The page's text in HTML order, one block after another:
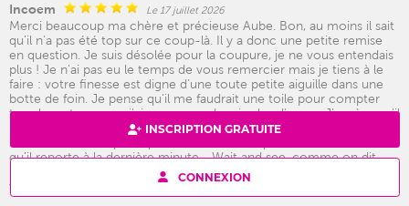
INSCRIPTION GRATUITE
CONNEXION
Incoem Le 17 juillet 2026
Merci beaucoup ma chère et précieuse Aube. Bon, au moins il sait
qu’il n’a pas été top sur ce coup-là. Il y a donc une petite remise
en question. Je suis désolée pour la coupure, je ne vous entendais
plus ! Je n’ai pas eu le temps de vous remercier mais je tiens à le
faire : votre finesse est digne d’une toute petite aiguille dans une
botte de foin. Je pense qu’il me faudrait une toile pour compter
tous les retours que j’ai avec vous depuis plus d’un an. J’espère qu’il
n’y a pas de conflit ni de distance à venir, qu’il organisera le projet
sur août. J’ai bien peur que cela ne se fasse pas au vu des éléments
qu’il reporte à la dernière minute… Wait and see, comme on dit.
Merci encore, vous êtes douée, juste et bienveillante. Navrée de
vous déranger avec cela. Prenez soin de vous. 🤍